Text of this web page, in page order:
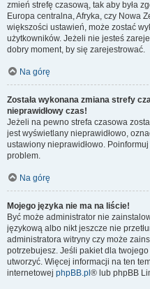
zmień strefę czasową, tak aby była
Europa centralna, Afryka, czy Nowa
większości ustawień, może zostać
użytkowników. Jeżeli nie jesteś
dobry moment, by się zarejestrować.
Na górę
Została wykonana zmiana strefy
nieprawidłowy czas!
Jeżeli na pewno strefa czasowa
jest wyświetlany nieprawidłowo,
ustawiony nieprawidłowo.
problem.
Na górę
Mojego języka nie ma na liście!
Być może administrator nie
językową albo nikt jeszcze nie
administratora witryny czy może
potrzebujesz. Jeśli pakiet dla
utworzyć. Więcej informacji na ten
internetowej phpBB.pl ® lub phpBB